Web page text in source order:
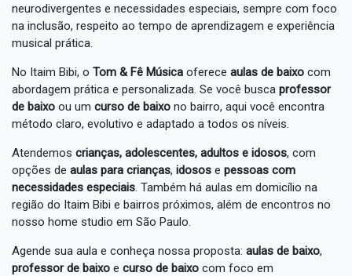
neurodivergentes e necessidades especiais, sempre com foco
na inclusão, respeito ao tempo de aprendizagem e experiência
musical prática.
No Itaim Bibi, o Tom & Fê Música oferece aulas de baixo com
abordagem prática e personalizada. Se você busca professor
de baixo ou um curso de baixo no bairro, aqui você encontra
método claro, evolutivo e adaptado a todos os níveis.
Atendemos crianças, adolescentes, adultos e idosos, com
opções de aulas para crianças, idosos e pessoas com
necessidades especiais. Também há aulas em domicílio na
região do Itaim Bibi e bairros próximos, além de encontros no
nosso home studio em São Paulo.
Agende sua aula e conheça nossa proposta: aulas de baixo,
professor de baixo e curso de baixo com foco em